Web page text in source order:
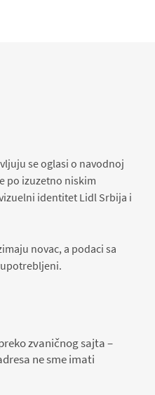
se oglasi o navodnoj
po izuzetno niskim
identitet Lidl Srbija i
novac, a podaci sa
zvaničnog sajta –
ne sme imati